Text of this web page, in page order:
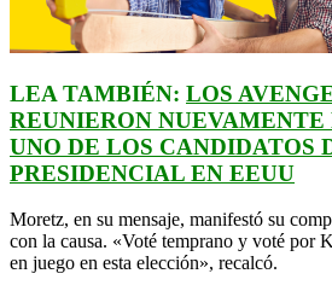
LEA TAMBIÉN: LOS
REUNIERON NUEVAMENTE
UNO DE LOS CANDIDATOS
PRESIDENCIAL EN EEUU
Moretz, en su mensaje, manifestó su
con la causa. «Voté temprano y voté por
en juego en esta elección», recalcó.